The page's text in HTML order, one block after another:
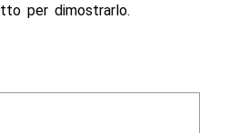
per dimostrarlo.